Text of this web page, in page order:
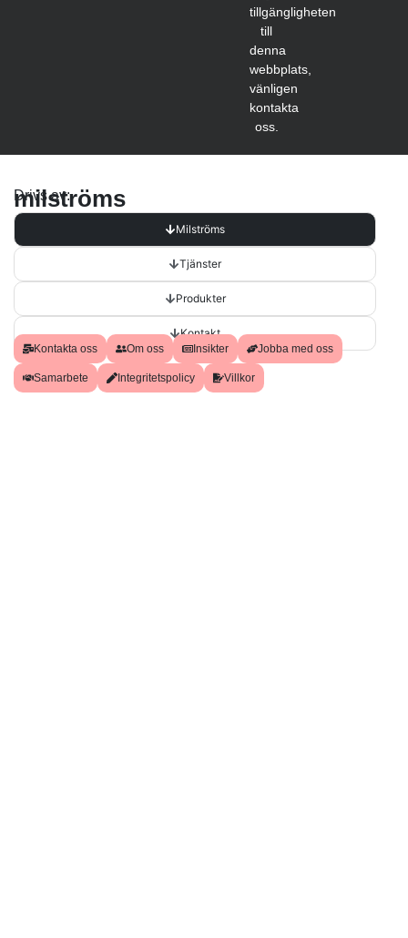
tillgängligheten
till
denna
webbplats,
vänligen
kontakta
oss.
Drivs av:
milströms
Milströms
Tjänster
Produkter
Kontakt
Kontakta oss Om oss Insikter Jobba med oss
Samarbete Integritetspolicy Villkor